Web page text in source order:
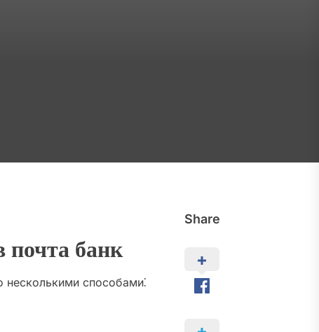
Share
почта банк
способами⁚